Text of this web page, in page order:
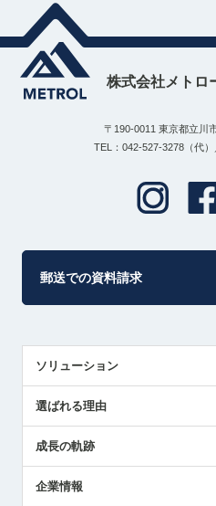
株式会社メトロ
〒190-0011 東京都立川
TEL：042-527-3278（代
郵送での資料請求
ソリューション
解決策提案
選ばれる理由
成長の軌跡
企業情報